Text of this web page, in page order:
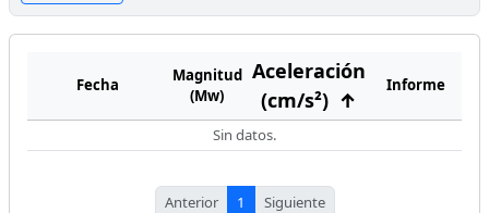
Fecha
Magnitud
(Mw)
Aceleración
(cm/s²) ↑
Informe
Sin datos.
Anterior 1 Siguiente